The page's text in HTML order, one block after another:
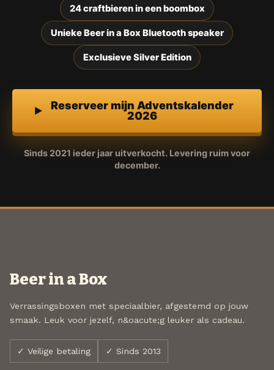
24 craftbieren in een boombox
Unieke Beer in a Box Bluetooth speaker
Exclusieve Silver Edition
Reserveer mijn Adventskalender
2026
Sinds 2021 ieder jaar uitverkocht. Levering ruim voor
december.
Beer in a Box
Verrassingsboxen met speciaalbier, afgestemd op jouw
smaak. Leuk voor jezelf, n&oacute;g leuker als cadeau.
✓ Veilige betaling ✓ Sinds 2013